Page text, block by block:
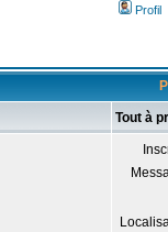
Profil
Tout à